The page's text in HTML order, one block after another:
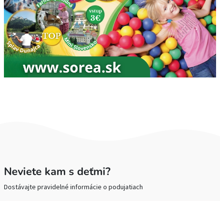
Neviete kam s deťmi?
Dostávajte pravidelné informácie o podujatiach